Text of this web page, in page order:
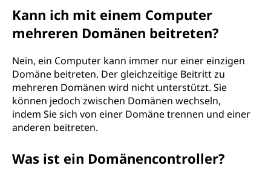
Kann ich mit einem Computer
mehreren Domänen beitreten?
Nein, ein Computer kann immer nur einer einzigen
Domäne beitreten. Der gleichzeitige Beitritt zu
mehreren Domänen wird nicht unterstützt. Sie
können jedoch zwischen Domänen wechseln,
indem Sie sich von einer Domäne trennen und einer
anderen beitreten.
Was ist ein Domänencontroller?